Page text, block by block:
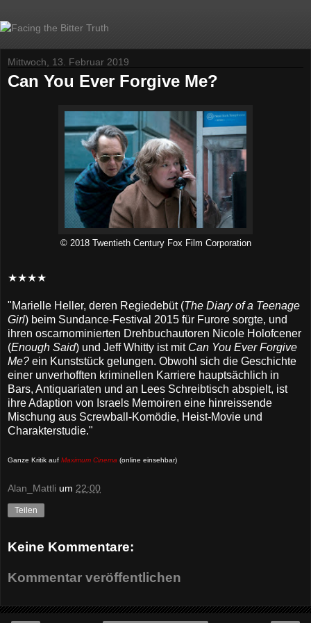
Mittwoch, 13. Februar 2019
Can You Ever Forgive Me?
© 2018 Twentieth Century Fox Film Corporation
★★★★
"Marielle Heller, deren Regiedebüt (The Diary of a Teenage
Girl) beim Sundance-Festival 2015 für Furore sorgte, und
ihren oscarnominierten Drehbuchautoren Nicole Holofcener
(Enough Said) und Jeff Whitty ist mit Can You Ever Forgive
Me? ein Kunststück gelungen. Obwohl sich die Geschichte
einer unverhofften kriminellen Karriere hauptsächlich in
Bars, Antiquariaten und an Lees Schreibtisch abspielt, ist
ihre Adaption von Israels Memoiren eine hinreissende
Mischung aus Screwball-Komödie, Heist-Movie und
Charakterstudie."
Ganze Kritik auf Maximum Cinema (online einsehbar)
Alan_Mattli um 22:00
Teilen
Keine Kommentare:
Kommentar veröffentlichen